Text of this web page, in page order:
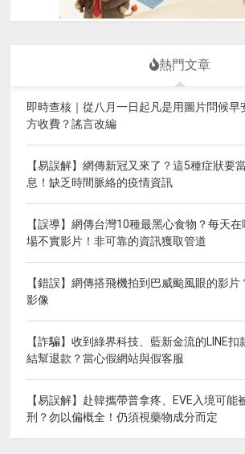
熱門文章
即時查核｜從八月一日起凡是用圖片問候早
方收費？謠言改編
【易誤解】網傳新冠又來了？這5種症狀要
息！缺乏時間脈絡的疫情資訊
【誤導】網傳台灣10種最黑心食物？每天
場不實影片！非可靠的資訊獲取管道
【錯誤】網傳搭飛機拍到巴威颱風眼的影
影像
【詐騙】收到綠界科技、藍新金流的LINE扣
結幫退款？當心假網站與假客服
【易誤解】赴韓攜帶普拿疼、EVE入境可能
刑？勿以偏概全！仍須視藥物成分而定